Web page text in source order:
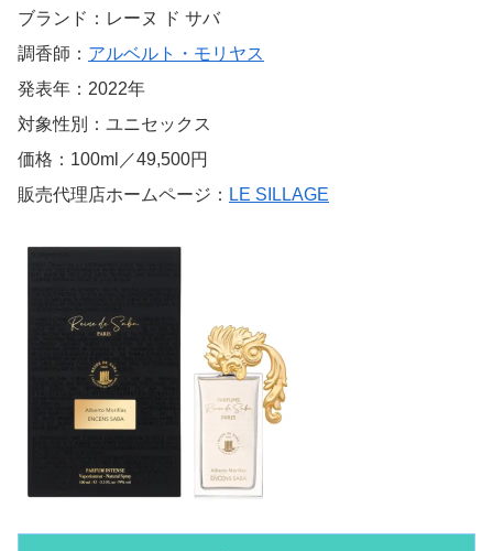
ブランド：レーヌ ド サバ
調香師： アルベルト・モリヤス
発表年：2022年
対象性別：ユニセックス
価格：100ml／49,500円
販売代理店ホームページ： LE SILLAGE